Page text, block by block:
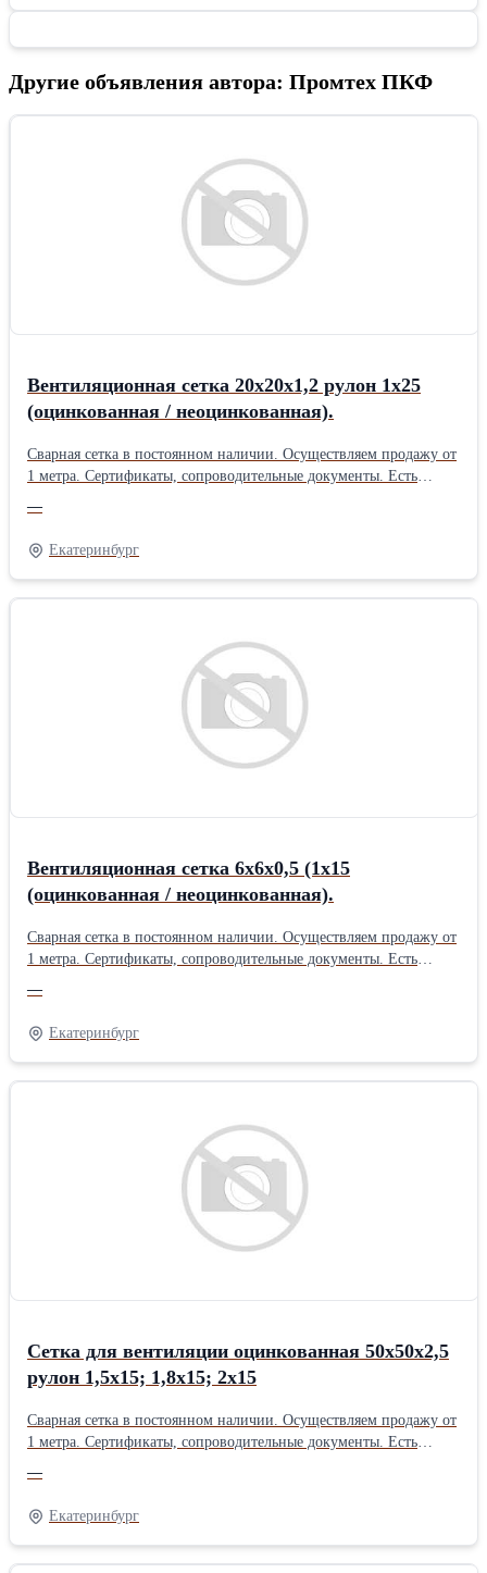
Другие объявления автора: Промтех ПКФ
Вентиляционная сетка 20х20х1,2 рулон 1х25
(оцинкованная / неоцинкованная).
Сварная сетка в постоянном наличии. Осуществляем продажу от
1 метра. Сертификаты, сопроводительные документы. Есть
Получить более полную информацию Вы можете на нашем сайте
http://pt096.ru или отправив свой заказ на почту zakaz@pt096.ru
—
Екатеринбург
Вентиляционная сетка 6х6х0,5 (1х15
(оцинкованная / неоцинкованная).
Сварная сетка в постоянном наличии. Осуществляем продажу от
1 метра. Сертификаты, сопроводительные документы. Есть
Получить более полную информацию Вы можете на нашем сайте
http://pt096.ru или отправив свой заказ на почту zakaz@pt096.ru
—
Екатеринбург
Сетка для вентиляции оцинкованная 50х50х2,5
рулон 1,5х15; 1,8х15; 2х15
Сварная сетка в постоянном наличии. Осуществляем продажу от
1 метра. Сертификаты, сопроводительные документы. Есть
Получить более полную информацию Вы можете на нашем сайте
http://pt096.ru или отправив свой заказ на почту zakaz@pt096.ru
—
Екатеринбург